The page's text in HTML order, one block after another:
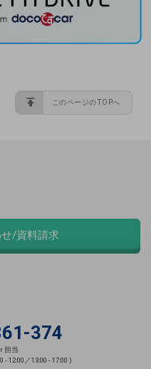
ます
報をご紹介します
このページのTOPへ
/資料請求
374
担当
12:00／13:00 - 17:00 )